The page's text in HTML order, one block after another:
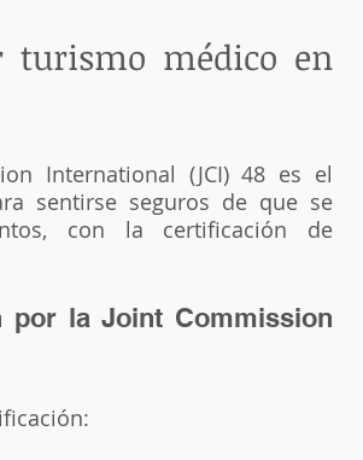
turismo médico en
International (JCI) 48 es el
sentirse seguros de que se
con la certificación de
por la Joint Commission